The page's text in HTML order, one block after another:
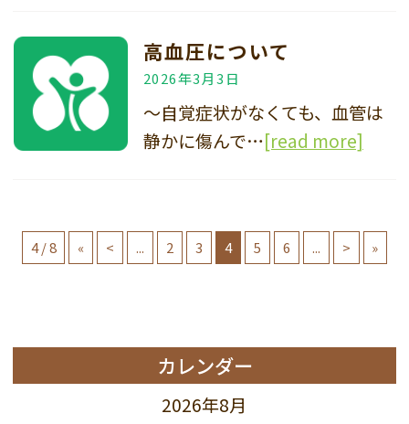
高血圧について
2026年3月3日
～自覚症状がなくても、血管は
静かに傷んで…[read more]
4 / 8 « < ... 2 3 4 5 6 ... > »
カレンダー
2026年8月